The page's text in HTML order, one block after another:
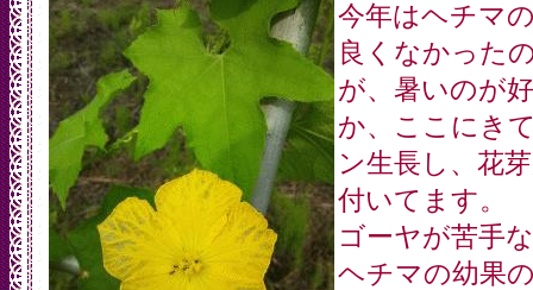
今年はヘチマ
良くなかった
が、暑いのが
か、ここにき
ン生長し、花
付いてます。
ゴーヤが苦手
ヘチマの幼果